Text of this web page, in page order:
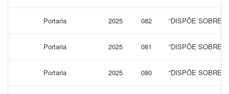
Portaria 2025 082 “DISPÕE SOBRE
Portaria 2025 081 “DISPÕE SOBRE
Portaria 2025 080 “DISPÕE SOBRE